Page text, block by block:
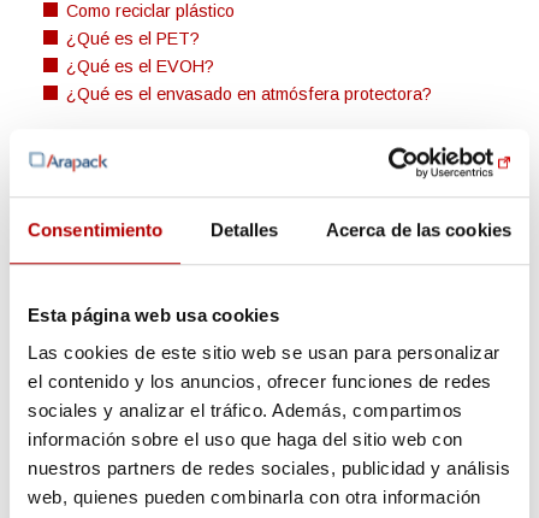
Consentimiento Detalles Acerca de las cookies
Esta página web usa cookies
Las cookies de este sitio web se usan para personalizar
el contenido y los anuncios, ofrecer funciones de redes
sociales y analizar el tráfico. Además, compartimos
información sobre el uso que haga del sitio web con
nuestros partners de redes sociales, publicidad y análisis
web, quienes pueden combinarla con otra información
Como reciclar plástico
¿Qué es el PET?
¿Qué es el EVOH?
¿Qué es el envasado en atmósfera protectora?
Blog de Arapack sobre envases y packaging
Novedades, materiales, productos y noticias de todo lo que
envuelve al mundo del packaging con envases plásticos.